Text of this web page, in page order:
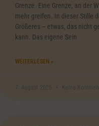
Grenze. Eine Grenze, an der
mehr greifen. In dieser Stille
Größeres – etwas, das nicht
kann. Das eigene Sein
WEITERLESEN »
7. August 2025 Keine